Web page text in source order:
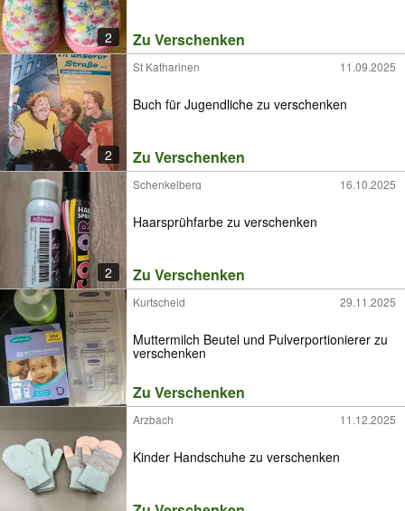
2 Zu Verschenken
2
St Katharinen 11.09.2025
Buch für Jugendliche zu verschenken
Zu Verschenken
2
Schenkelberg 16.10.2025
Haarsprühfarbe zu verschenken
Zu Verschenken
Kurtscheid 29.11.2025
Muttermilch Beutel und Pulverportionierer zu
verschenken
Zu Verschenken
Arzbach 11.12.2025
Kinder Handschuhe zu verschenken